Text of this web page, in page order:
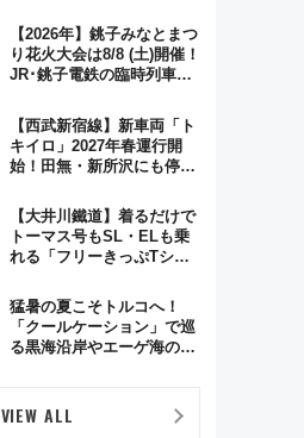
ジュアルパーティープラン
【2026年】銚子みなとまつ
り花火大会は8/8 (土)開催！
JR･銚子電鉄の臨時列車や
く8,000発の大迫力＆屋台
を満喫
【西武新宿線】新車両「ト
キイロ」2027年春運行開
始！田無・新所沢にも停
弾」も
【大井川鐵道】着るだけで
トーマス号もSL・ELも乗
れる「フリーきっぷTシャ
猛暑の夏こそトルコへ！
「クールケーション」で巡
る黒海沿岸やエーゲ海の避
オも認める『2026年に訪れ
るべき世界の旅先』
VIEW ALL